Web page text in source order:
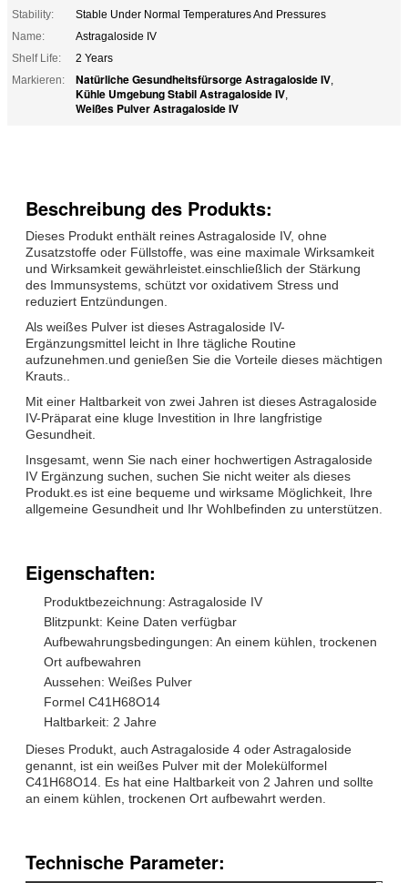
Stability:
Stable Under Normal Temperatures And Pressures
Name:
Astragaloside IV
Shelf Life:
2 Years
Markieren:
Natürliche Gesundheitsfürsorge Astragaloside IV,
Kühle Umgebung Stabil Astragaloside IV,
Weißes Pulver Astragaloside IV
Beschreibung des Produkts:
Dieses Produkt enthält reines Astragaloside IV, ohne
Zusatzstoffe oder Füllstoffe, was eine maximale Wirksamkeit
und Wirksamkeit gewährleistet.einschließlich der Stärkung
des Immunsystems, schützt vor oxidativem Stress und
reduziert Entzündungen.
Als weißes Pulver ist dieses Astragaloside IV-
Ergänzungsmittel leicht in Ihre tägliche Routine
aufzunehmen.und genießen Sie die Vorteile dieses mächtigen
Krauts..
Mit einer Haltbarkeit von zwei Jahren ist dieses Astragaloside
IV-Präparat eine kluge Investition in Ihre langfristige
Gesundheit.
Insgesamt, wenn Sie nach einer hochwertigen Astragaloside
IV Ergänzung suchen, suchen Sie nicht weiter als dieses
Produkt.es ist eine bequeme und wirksame Möglichkeit, Ihre
allgemeine Gesundheit und Ihr Wohlbefinden zu unterstützen.
Eigenschaften:
Produktbezeichnung: Astragaloside IV
Blitzpunkt: Keine Daten verfügbar
Aufbewahrungsbedingungen: An einem kühlen, trockenen
Ort aufbewahren
Aussehen: Weißes Pulver
Formel C41H68O14
Haltbarkeit: 2 Jahre
Dieses Produkt, auch Astragaloside 4 oder Astragaloside
genannt, ist ein weißes Pulver mit der Molekülformel
C41H68O14. Es hat eine Haltbarkeit von 2 Jahren und sollte
an einem kühlen, trockenen Ort aufbewahrt werden.
Technische Parameter: